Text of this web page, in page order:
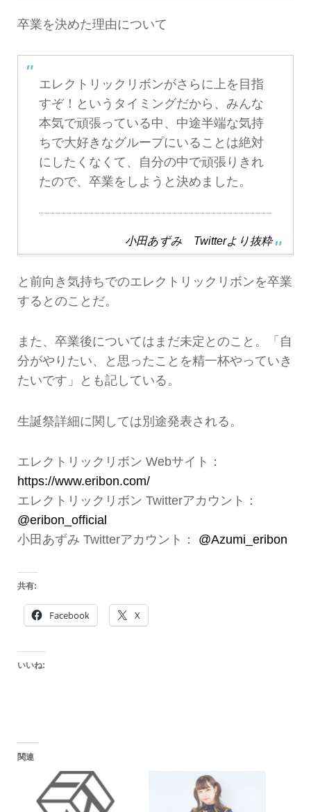
卒業を決めた理由について
エレクトリックリボンがさらに上を目指
すぞ！というタイミングだから、みんな
本気で頑張っている中、中途半端な気持
ちで大好きなグループにいることは絶対
にしたくなくて、自分の中で頑張りきれ
たので、卒業をしようと決めました。
小田あずみ Twitterより抜粋
と前向き気持ちでのエレクトリックリボンを卒業
するとのことだ。
また、卒業後についてはまだ未定とのこと。「自
分がやりたい、と思ったことを精一杯やっていき
たいです」とも記している。
生誕祭詳細に関しては別途発表される。
エレクトリックリボン Webサイト：
https://www.eribon.com/
エレクトリックリボン Twitterアカウント：
@eribon_official
小田あずみ Twitterアカウント：
@Azumi_eribon
共有:
Facebook X
いいね:
関連